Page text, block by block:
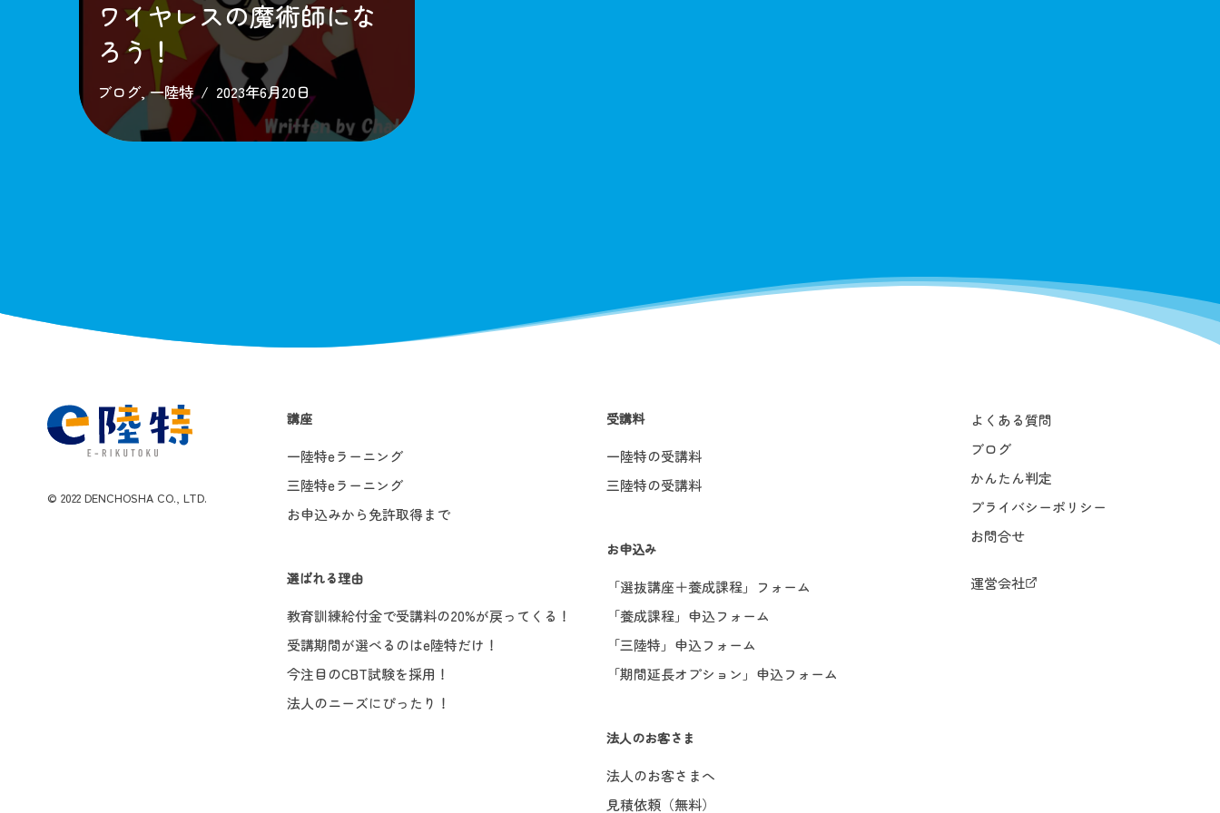
ワイヤレスの魔術師にな
ろう！
ブログ,一陸特 2023年6月20日
©️ 2022 DENCHOSHA CO., LTD.
講座
一陸特eラーニング
三陸特eラーニング
お申込みから免許取得まで
選ばれる理由
教育訓練給付金で受講料の20%が戻ってくる！
受講期間が選べるのはe陸特だけ！
今注目のCBT試験を採用！
法人のニーズにぴったり！
受講料
一陸特の受講料
三陸特の受講料
お申込み
「選抜講座＋養成課程」フォーム
「養成課程」申込フォーム
「三陸特」申込フォーム
「期間延長オプション」申込フォーム
法人のお客さま
法人のお客さまへ
見積依頼（無料）
よくある質問
ブログ
かんたん判定
プライバシーポリシー
お問合せ
運営会社